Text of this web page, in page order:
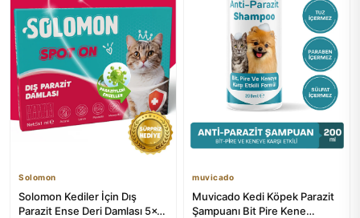
Solomon
Solomon Kediler İçin Dış
Parazit Ense Deri Damlası 5x1
muvicado
Muvicado Kedi Köpek Parazit
Şampuanı Bit Pire Kene